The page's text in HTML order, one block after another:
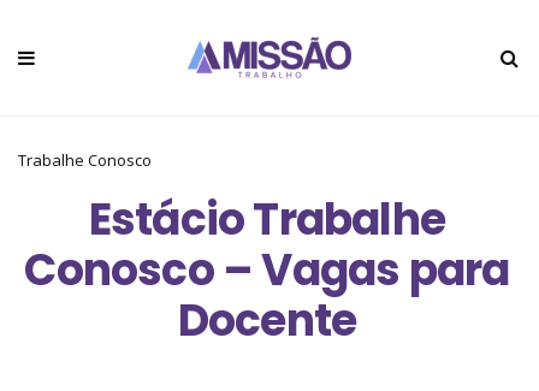
Trabalhe Conosco
Estácio Trabalhe
Conosco – Vagas para
Docente